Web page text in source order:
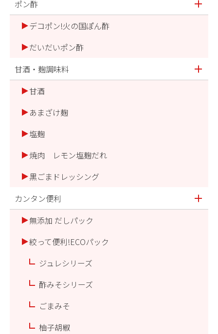
ポン酢
デコポン!火の国ぽん酢
だいだいポン酢
甘酒・麹調味料
甘酒
あまざけ麹
塩麹
焼肉 レモン塩麹だれ
黒ごまドレッシング
カンタン便利
無添加 だしパック
絞って便利!ECOパック
ジュレシリーズ
酢みそシリーズ
ごまみそ
柚子胡椒